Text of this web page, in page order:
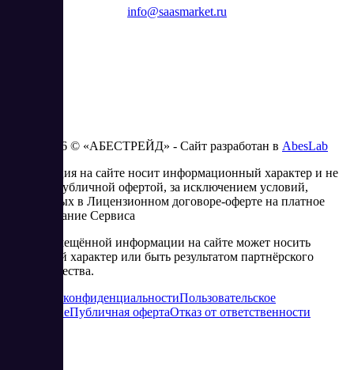
info@saasmarket.ru
2023 - 2026 © «АБЕСТРЕЙД» - Сайт разработан в AbesLab
Информация на сайте носит информационный характер и не
является публичной офертой, за исключением условий,
изложенных в Лицензионном договоре-оферте на платное
использование Сервиса
Часть размещённой информации на сайте может носить
рекламный характер или быть результатом партнёрского
сотрудничества.
Политика конфиденциальностиПользовательское
соглашениеПубличная офертаОтказ от ответственности